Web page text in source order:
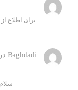
Baghdadi در